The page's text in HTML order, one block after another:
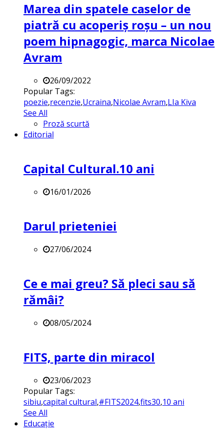
Marea din spatele caselor de
piatră cu acoperiș roșu – un nou
poem hipnagogic, marca Nicolae
Avram
26/09/2022
Popular Tags:
poezie,recenzie,Ucraina,Nicolae Avram,LIa Kiva
See All
Proză scurtă
Editorial
Capital Cultural.10 ani
16/01/2026
Darul prieteniei
27/06/2024
Ce e mai greu? Să pleci sau să
rămâi?
08/05/2024
FITS, parte din miracol
23/06/2023
Popular Tags:
sibiu,capital cultural,#FITS2024,fits30,10 ani
See All
Educație